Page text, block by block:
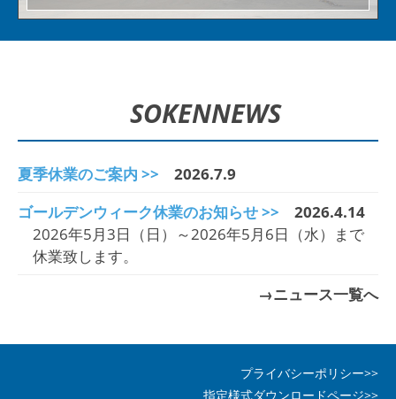
SOKENNEWS
夏季休業のご案内 >> 2026.7.9
ゴールデンウィーク休業のお知らせ >> 2026.4.14
2026年5月3日（日）～2026年5月6日（水）まで
休業致します。
→ニュース一覧へ
プライバシーポリシー>>
指定様式ダウンロードページ>>